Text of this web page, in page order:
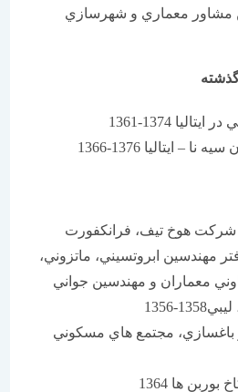
معماري و شهرسازي
1361
1376-1366
تيف، فرانكفورت
دفتر مهندسين ابروتسيني، ماتزوني،
تعاوني معماران و مهندسين جواني
مجتمع هاي مسكوني
1364